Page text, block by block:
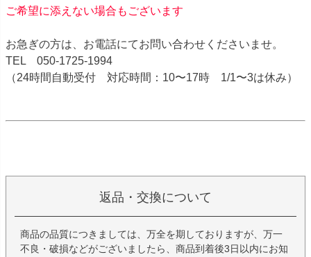
ご希望に添えない場合もございます
お急ぎの方は、お電話にてお問い合わせくださいませ。
TEL 050-1725-1994
（24時間自動受付 対応時間：10〜17時 1/1〜3は休み）
返品・交換について
商品の品質につきましては、万全を期しておりますが、万一
不良・破損などがございましたら、商品到着後3日以内にお知